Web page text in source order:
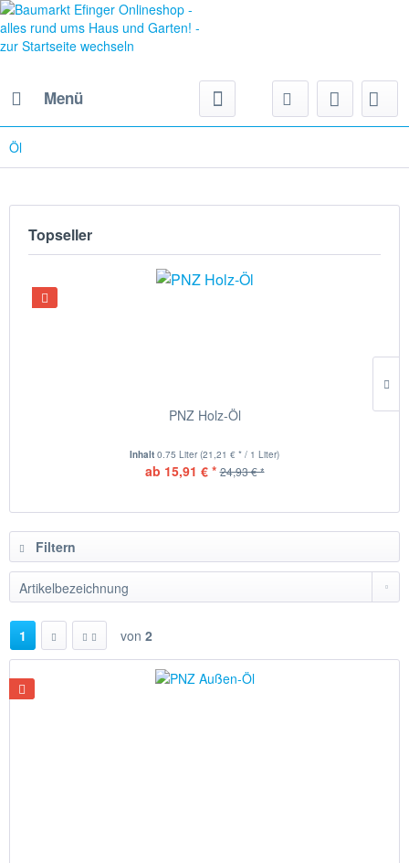
Menü
Öl
Topseller
PNZ Holz-Öl
Inhalt 0.75 Liter(21,21 € * / 1 Liter)
ab 15,91 € * 24,93 € *
Filtern
1 von 2